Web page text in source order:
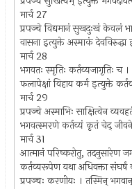
मार्च 27
प्रपञ्चे विद्यमानं सुखदुःखं केवलं
वासना इत्युक्ते अस्माकं देवविरुद्धा
मार्च 28
भगवतः स्मृतिः कर्तव्यजागृतिः च ।
फलापेक्षां विहाय कर्म इत्युक्ते
मार्च 29
प्रपञ्चे अस्माभिः साक्षित्वेन
भगवत्स्मरणे कर्तव्यं कृतं चेद्
मार्च 31
आत्मानं परिष्करोतु, तदनुसारेण
कर्तव्यरूपेण यथा अधिवक्ता
प्रपञ्चः करणीयः । तस्मिन्